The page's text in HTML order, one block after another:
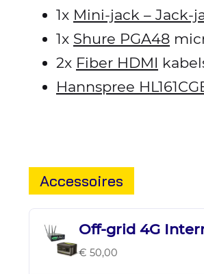
1x Mini-jack – Jack-
1x Shure PGA48
2x Fiber HDMI
Hannspree
Accessoires
Off-grid 4G
€ 50,00